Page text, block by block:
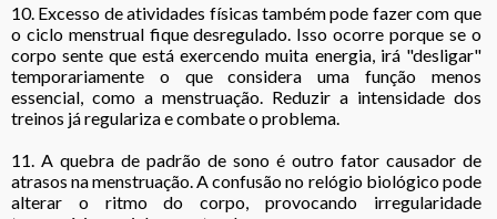
10. Excesso de atividades físicas também pode fazer com que
o ciclo menstrual fique desregulado. Isso ocorre porque se o
corpo sente que está exercendo muita energia, irá "desligar"
temporariamente o que considera uma função menos
essencial, como a menstruação. Reduzir a intensidade dos
treinos já regulariza e combate o problema.
11. A quebra de padrão de sono é outro fator causador de
atrasos na menstruação. A confusão no relógio biológico pode
alterar o ritmo do corpo, provocando irregularidade